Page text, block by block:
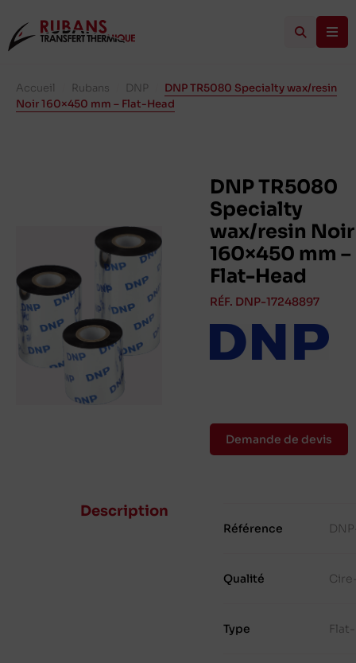
Accueil Rubans DNP
DNP TR5080 Specialty wax/resin
Noir 160×450 mm – Flat-Head
DNP TR5080
Specialty
wax/resin Noir
160×450 mm –
Flat-Head
RÉF. DNP-17248897
Demande de devis
Description
Référence
Qualité
Type